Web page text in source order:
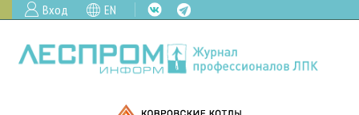
Вход EN